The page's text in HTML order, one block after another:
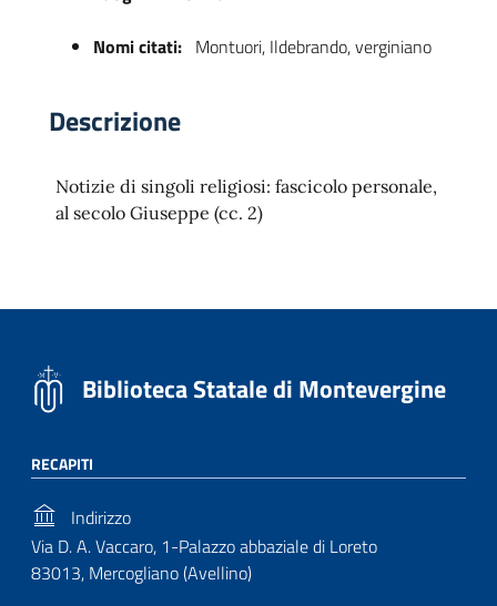
Nomi citati: Montuori, Ildebrando, verginiano
Descrizione
Notizie di singoli religiosi: fascicolo personale,
al secolo Giuseppe (cc. 2)
Biblioteca Statale di Montevergine
RECAPITI
Indirizzo
Via D. A. Vaccaro, 1-Palazzo abbaziale di Loreto
83013, Mercogliano (Avellino)